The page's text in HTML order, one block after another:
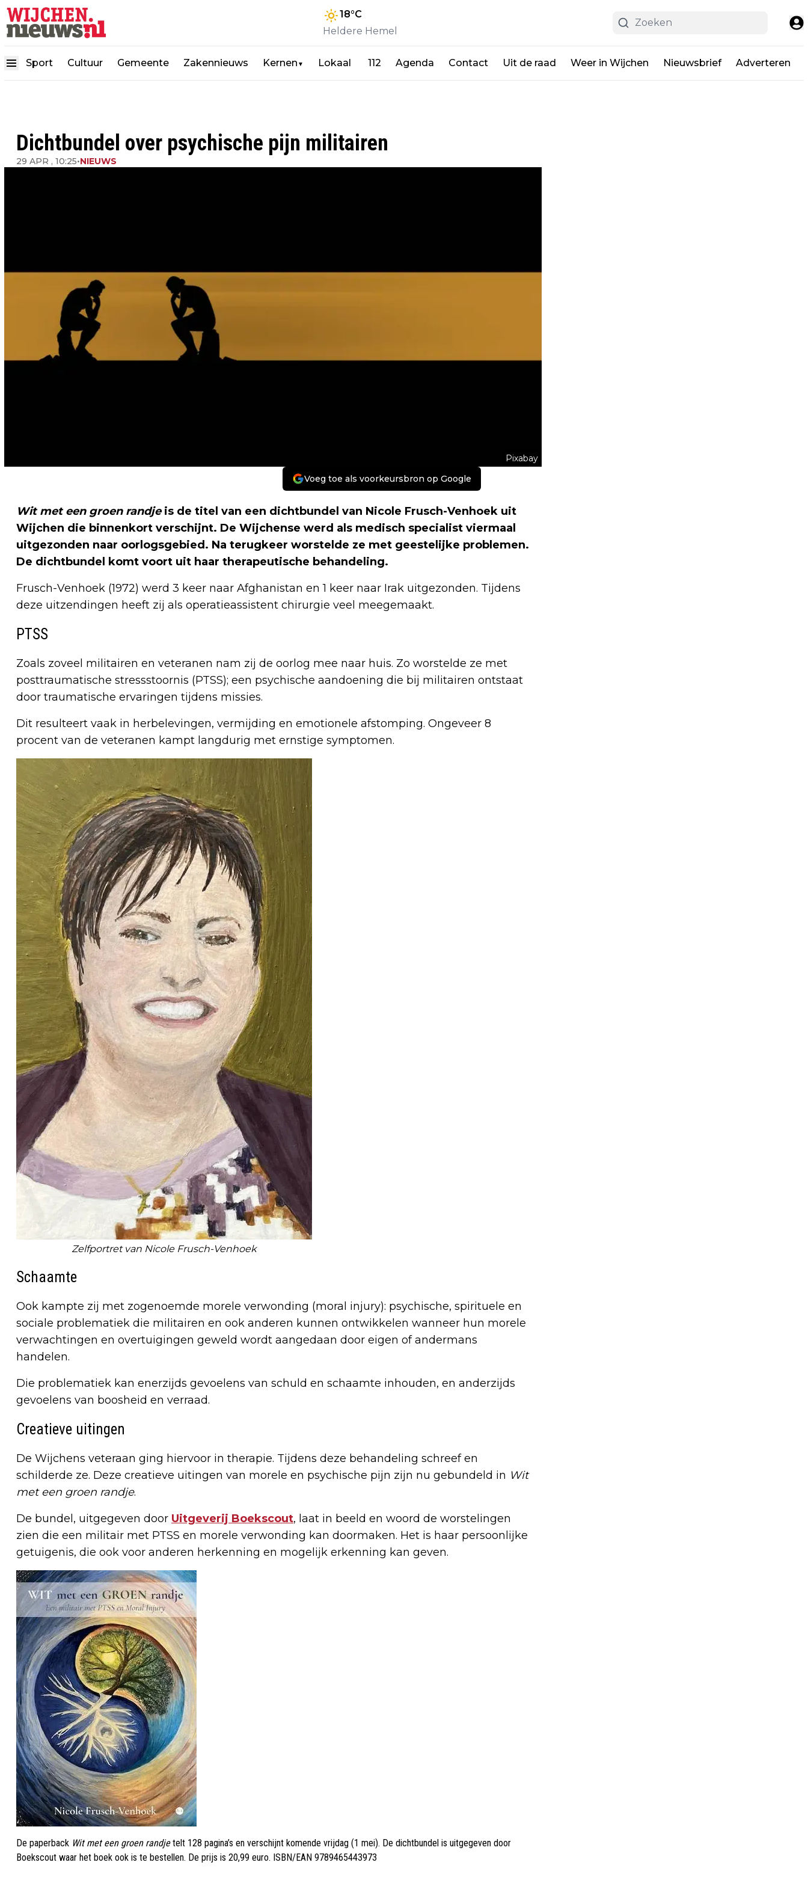
18°C
Heldere Hemel
Sport Cultuur Gemeente Zakennieuws Kernen ▼ Lokaal 112 Agenda Contact Uit de raad Weer in Wijchen Nieuwsbrief Adverteren
Dichtbundel over psychische pijn militairen
29 APR , 10:25•NIEUWS
Pixabay
Voeg toe als voorkeursbron op Google
Wit met een groen randjeis de titel van een dichtbundel van Nicole Frusch-Venhoek uit
Wijchen die binnenkort verschijnt. De Wijchense werd als medisch specialist viermaal
uitgezonden naar oorlogsgebied. Na terugkeer worstelde ze met geestelijke problemen.
De dichtbundel komt voort uit haar therapeutische behandeling.
Frusch-Venhoek (1972) werd 3 keer naar Afghanistan en 1 keer naar Irak uitgezonden. Tijdens
deze uitzendingen heeft zij als operatieassistent chirurgie veel meegemaakt.
PTSS
Zoals zoveel militairen en veteranen nam zij de oorlog mee naar huis. Zo worstelde ze met
posttraumatische stressstoornis (PTSS); een psychische aandoening die bij militairen ontstaat
door traumatische ervaringen tijdens missies.
Dit resulteert vaak in herbelevingen, vermijding en emotionele afstomping. Ongeveer 8
procent van de veteranen kampt langdurig met ernstige symptomen.
Zelfportret van Nicole Frusch-Venhoek
Schaamte
Ook kampte zij met zogenoemde morele verwonding (moral injury): psychische, spirituele en
sociale problematiek die militairen en ook anderen kunnen ontwikkelen wanneer hun morele
verwachtingen en overtuigingen geweld wordt aangedaan door eigen of andermans
handelen.
Die problematiek kan enerzijds gevoelens van schuld en schaamte inhouden, en anderzijds
gevoelens van boosheid en verraad.
Creatieve uitingen
De Wijchens veteraan ging hiervoor in therapie. Tijdens deze behandeling schreef en
schilderde ze. Deze creatieve uitingen van morele en psychische pijn zijn nu gebundeld in Wit
met een groen randje.
De bundel, uitgegeven door Uitgeverij Boekscout, laat in beeld en woord de worstelingen
zien die een militair met PTSS en morele verwonding kan doormaken. Het is haar persoonlijke
getuigenis, die ook voor anderen herkenning en mogelijk erkenning kan geven.
De paperback Wit met een groen randjetelt 128 pagina’s en verschijnt komende vrijdag (1 mei). De dichtbundel is uitgegeven door
Boekscout waar het boek ook is te bestellen. De prijs is 20,99 euro. ISBN/EAN 9789465443973